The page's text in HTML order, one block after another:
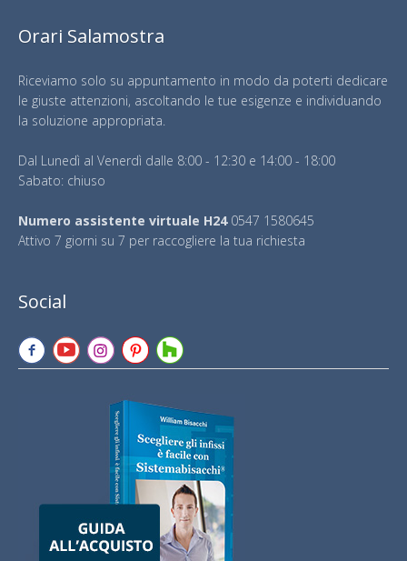
Orari Salamostra
Riceviamo solo su appuntamento in modo da poterti dedicare
le giuste attenzioni, ascoltando le tue esigenze e individuando
la soluzione appropriata.
Dal Lunedì al Venerdì dalle 8:00 - 12:30 e 14:00 - 18:00
Sabato: chiuso
Numero assistente virtuale H240547 1580645
Attivo 7 giorni su 7 per raccogliere la tua richiesta
Social